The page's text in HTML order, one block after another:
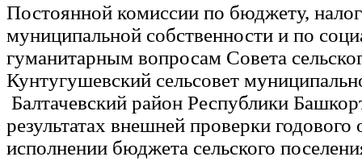
Постоянной комиссии по бюджету,
муниципальной собственности и по
гуманитарным вопросам Совета
Кунтугушевский сельсовет
Балтачевский район Республики
результатах внешней проверки годового
исполнении бюджета сельского